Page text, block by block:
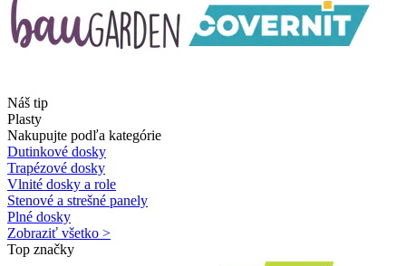
Náš tip
Plasty
Nakupujte podľa kategórie
Dutinkové dosky
Trapézové dosky
Vlnité dosky a role
Stenové a strešné panely
Plné dosky
Zobraziť všetko >
Top značky